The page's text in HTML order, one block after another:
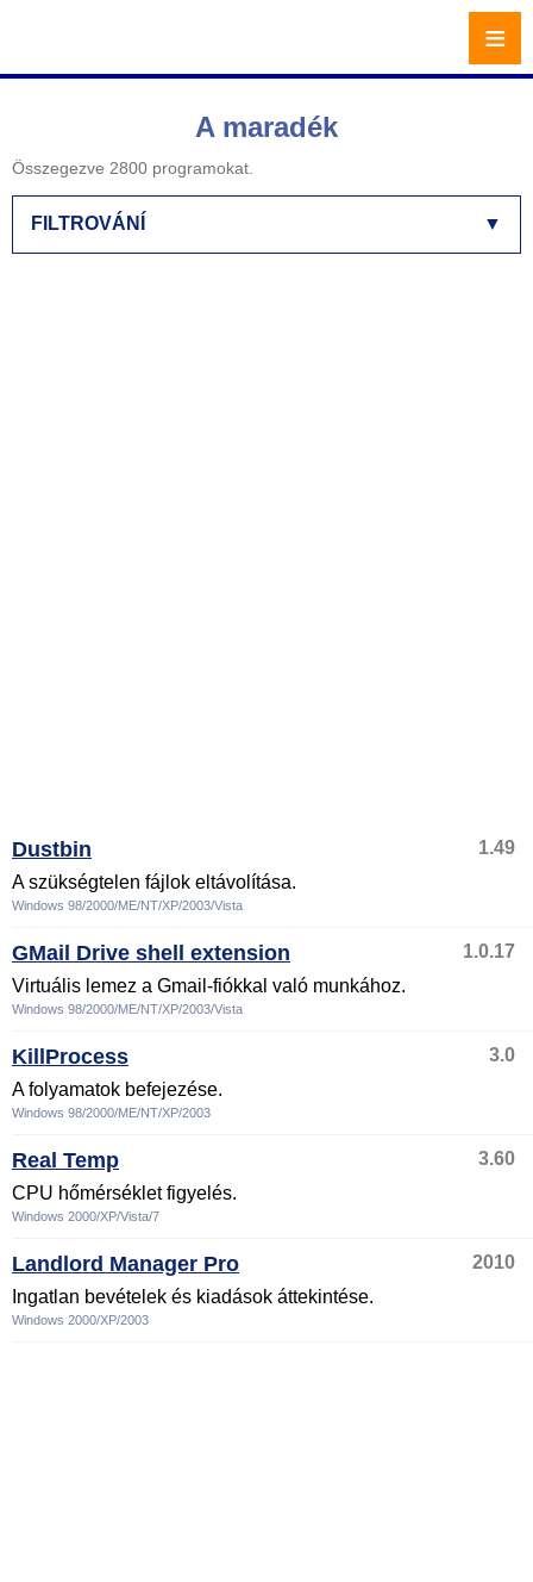
A maradék
Összegezve 2800 programokat.
▼
FILTROVÁNÍ
Dustbin
1.49
A szükségtelen fájlok eltávolítása.
Windows 98/2000/ME/NT/XP/2003/Vista
GMail Drive shell extension
1.0.17
Virtuális lemez a Gmail-fiókkal való munkához.
Windows 98/2000/ME/NT/XP/2003/Vista
KillProcess
3.0
A folyamatok befejezése.
Windows 98/2000/ME/NT/XP/2003
Real Temp
3.60
CPU hőmérséklet figyelés.
Windows 2000/XP/Vista/7
Landlord Manager Pro
2010
Ingatlan bevételek és kiadások áttekintése.
Windows 2000/XP/2003
≡